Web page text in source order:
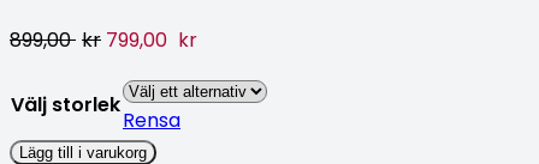
899,00 kr 799,00 kr
Välj storlek
Rensa
Lägg till i varukorg